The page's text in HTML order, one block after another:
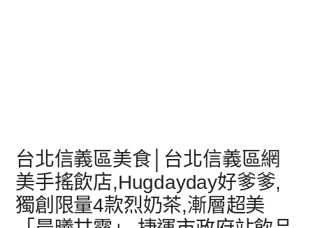
台北信義區美食│台北信義區網
美手搖飲店,Hugdayday好爹爹,
獨創限量4款烈奶茶,漸層超美